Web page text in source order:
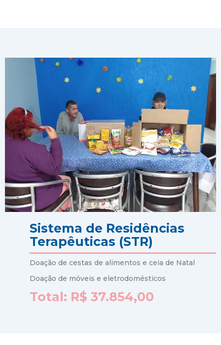
Sistema de Residências
Terapêuticas (STR)
Doação de cestas de alimentos e ceia de Natal
Doação de móveis e eletrodomésticos
Total: R$ 37.854,00